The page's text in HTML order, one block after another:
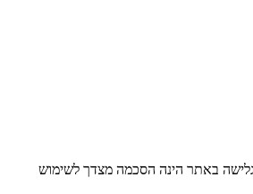
באתר הינה הסכמה מצדך לשימוש